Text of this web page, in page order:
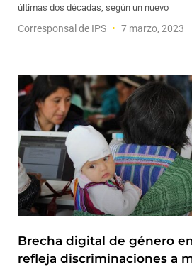
últimas dos décadas, según un nuevo
Corresponsal de IPS 7 marzo, 2023
Brecha digital de género
refleja discriminaciones a